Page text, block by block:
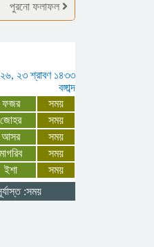
ধর্ষণ ৫
বৃষ্টিকে
করে যথাযোগ্য
পালিত জুলাই
জুলাই
দিবস
পুরনো ফলাফল
২৩ শ্রাবণ ১৪৩৩
বঙ্গাব্দ
ফজর
সময়
জোহর
সময়
আসর
সময়
মাগরিব
সময়
ইশা
সময়
:সময়